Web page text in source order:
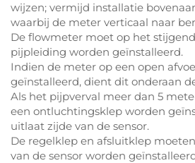
wijzen; vermijd installatie
waarbij de meter verticaal naar
De flowmeter moet op het
pijpleiding worden geïnstalleerd.
Indien de meter op een open
geïnstalleerd, dient dit onderaan
Als het pijpverval meer dan 5
een ontluchtingsklep worden
uitlaat zijde van de sensor.
De regelklep en afsluitklep
van de sensor worden